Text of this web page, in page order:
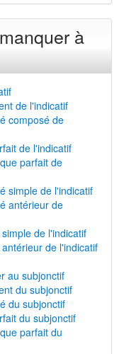
à
de l'indicatif
composé de
de l'indicatif
parfait de
simple de l'indicatif
antérieur de
de l'indicatif
de l'indicatif
au subjonctif
du subjonctif
du subjonctif
du subjonctif
parfait du